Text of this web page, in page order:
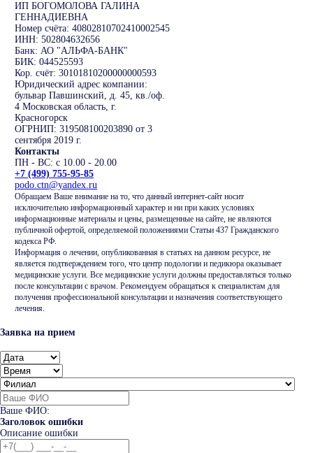
ИП БОГОМОЛОВА ГАЛИНА
ГЕННАДИЕВНА
Номер счёта: 40802810702410002545
ИНН: 502804632656
Банк: АО "АЛЬФА-БАНК"
БИК: 044525593
Кор. счёт: 30101810200000000593
Юридический адрес компании:
бульвар Павшинский, д. 45, кв./оф.
4 Московская область, г.
Красногорск
ОГРНИП: 319508100203890 от 3
сентября 2019 г.
Контакты
ПН - ВС: с 10.00 - 20.00
+7 (499) 755-95-85
podo.ctn@yandex.ru
Обращаем Ваше внимание на то, что данный интернет-сайт носит
исключительно информационный характер и ни при каких условиях
информационные материалы и цены, размещенные на сайте, не являются
публичной офертой, определяемой положениями Статьи 437 Гражданского
кодекса РФ.
Информация о лечении, опубликованная в статьях на данном ресурсе, не
является подтверждением того, что центр подологии и педикюра оказывает
медицинские услуги. Все медицинские услуги должны предоставляться только
после консультации с врачом. Рекомендуем обращаться к специалистам для
получения профессиональной консультации и назначения соответствующего
лечения.
Заявка на прием
Ваше ФИО:
Заголовок ошибки
Описание ошибки